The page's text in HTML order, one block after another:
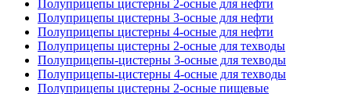
Полуприцепы цистерны 2-осные для нефти
Полуприцепы цистерны 3-осные для нефти
Полуприцепы цистерны 4-осные для нефти
Полуприцепы цистерны 2-осные для техводы
Полуприцепы-цистерны 3-осные для техводы
Полуприцепы-цистерны 4-осные для техводы
Полуприцепы цистерны 2-осные пищевые